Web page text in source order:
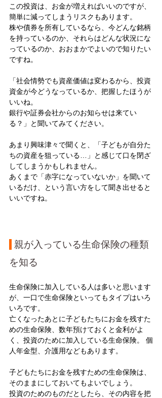
この投資は、お金が増えればいいのですが、
簡単に減ってしまうリスクもあります。
株や債券を所有しているなら、今どんな銘柄
を持っているのか、それらはどんな状況にな
っているのか、おおまかでよいので知りたい
ですね。
「社会情勢でも資産価値は変わるから、投資
資金が今どうなっているか、把握したほうが
いいね。
銀行や証券会社からのお知らせは来てい
る？」と聞いてみてください。
あまり興味津々で聞くと、「子どもが自分た
ちの資産を狙っている…」と感じて口を閉ざ
してしまうかもしれません。
あくまで「赤字になっていないか」を聞いて
いるだけ、という言い方をして聞き出せると
いいですね。
親が入っている生命保険の種類
を知る
生命保険に加入している人は多いと思います
が、一口で生命保険といってもタイプはいろ
いろです。
亡くなったあとに子どもたちにお金を残すた
めの生命保険、数年預けておくと金利がよ
く、投資のために加入している生命保険。 個
人年金型、介護用などもあります。
子どもたちにお金を残すための生命保険は、
そのままにしておいてもよいでしょう。
投資のためのものだとしたら、その内容を把